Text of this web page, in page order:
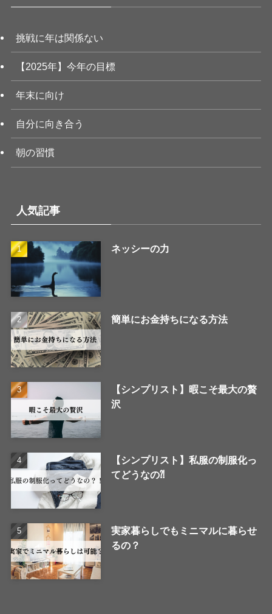
挑戦に年は関係ない
【2025年】今年の目標
年末に向け
自分に向き合う
朝の習慣
人気記事
ネッシーの力
簡単にお金持ちになる方法
【シンプリスト】暇こそ最大の贅
沢
【シンプリスト】私服の制服化っ
てどうなの⁈
実家暮らしでもミニマルに暮らせ
るの？